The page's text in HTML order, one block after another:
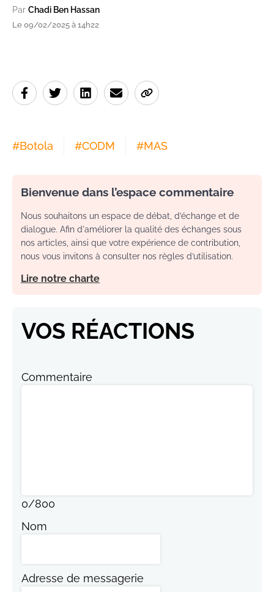
Par Chadi Ben Hassan
Le 09/02/2025 à 14h22
#Botola #CODM #MAS
Bienvenue dans l’espace commentaire
Nous souhaitons un espace de débat, d’échange et de
dialogue. Afin d'améliorer la qualité des échanges sous
nos articles, ainsi que votre expérience de contribution,
nous vous invitons à consulter nos règles d’utilisation.
Lire notre charte
VOS RÉACTIONS
Commentaire
0/800
Nom
Adresse de messagerie